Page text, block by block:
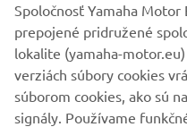
bez výslovného písomného
Motor Europe N.V. a/alebo
Ltd.
Vždy jazdite bezpečne a
predpisy o cestnej
Spoločnosť Yamaha Motor
prepojené pridružené
lokalite (yamaha-
verziách súbory cookies
súborom cookies, ako sú
signály. Používame